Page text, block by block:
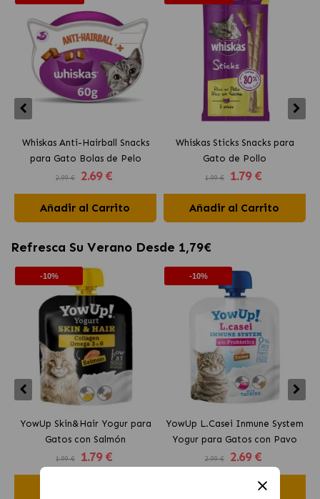
Whiskas Anti-Hairball Snacks
para Gato Bolas de Pelo
2.99 € 2.69 €
Añadir al Carrito
Whiskas Sticks Snacks para
Gato de Pollo
1.99 € 1.79 €
Añadir al Carrito
Refresca Su Verano Desde 1,79€
-10%
YowUp Skin&Hair Yogur para
Gatos con Salmón
1.99 € 1.79 €
-10%
YowUp L.Casei Inmune System
Yogur para Gatos con Pavo
2.99 € 2.69 €
Añadir al Carrito